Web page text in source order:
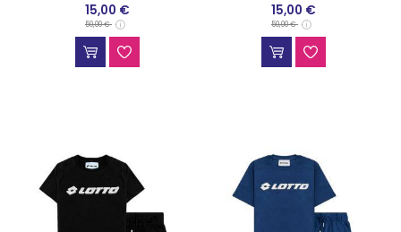
15,00 €
50,00 €
TUTE E COMPLETINI
15,00 €
50,00 €